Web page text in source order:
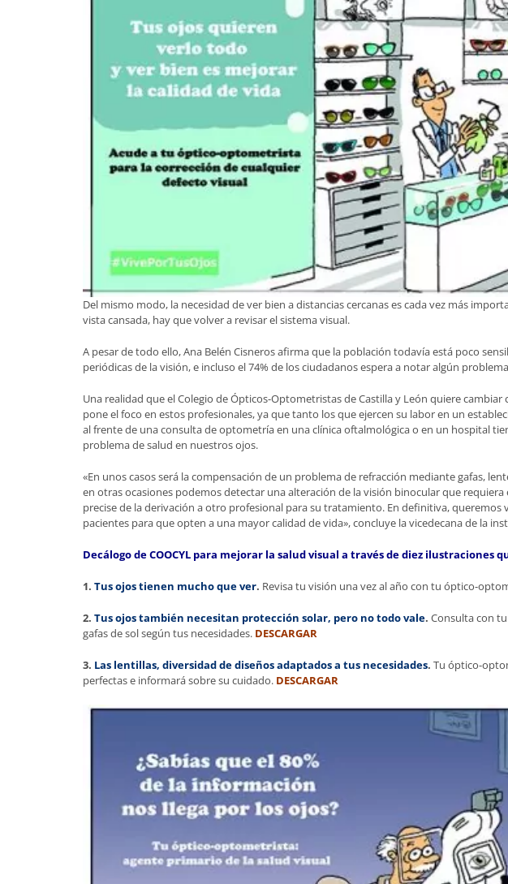
Del mismo modo, la necesidad de ver bien a distancias cercanas es cada vez más
vista cansada, hay que volver a revisar el sistema visual.
A pesar de todo ello, Ana Belén Cisneros afirma que la población todavía está poco
periódicas de la visión, e incluso el 74% de los ciudadanos espera a notar algún
Una realidad que el Colegio de Ópticos-Optometristas de Castilla y León quiere
pone el foco en estos profesionales, ya que tanto los que ejercen su labor en un
al frente de una consulta de optometría en una clínica oftalmológica o en un hospital
problema de salud en nuestros ojos.
«En unos casos será la compensación de un problema de refracción mediante gafas,
en otras ocasiones podemos detectar una alteración de la visión binocular que
precise de la derivación a otro profesional para su tratamiento. En definitiva,
pacientes para que opten a una mayor calidad de vida», concluye la vicedecana de la
Decálogo de COOCYL para mejorar la salud visual a través de diez ilustraciones
1. Tus ojos tienen mucho que ver. Revisa tu visión una vez al año con tu óptico-
2. Tus ojos también necesitan protección solar, pero no todo vale. Consulta con
gafas de sol según tus necesidades. DESCARGAR
3. Las lentillas, diversidad de diseños adaptados a tus necesidades. Tu óptico-
perfectas e informará sobre su cuidado. DESCARGAR